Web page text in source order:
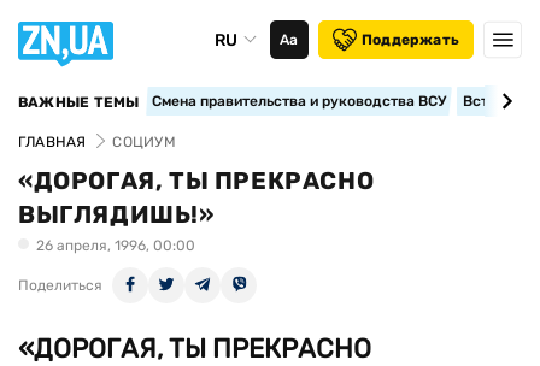
RU Аа Поддержать
ВАЖНЫЕ ТЕМЫ Смена правительства и руководства ВСУ
ГЛАВНАЯ СОЦИУМ
«ДОРОГАЯ, ТЫ ПРЕКРАСНО
ВЫГЛЯДИШЬ!»
26 апреля, 1996, 00:00
Поделиться
«ДОРОГАЯ, ТЫ ПРЕКРАСНО